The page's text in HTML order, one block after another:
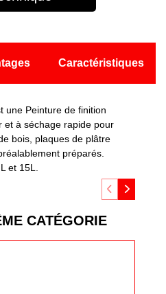
Caractéristiques
une Peinture de finition
et à séchage rapide pour
bois, plaques de plâtre
préparés.
et 15L.
CATÉGORIE